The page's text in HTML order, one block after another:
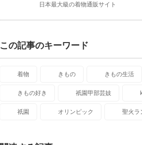
日本最大級の着物通販サイト
この記事のキーワード
着物 きもの きもの生活
きもの好き 祇園甲部芸妓
祇園 オリンピック 聖火ラ